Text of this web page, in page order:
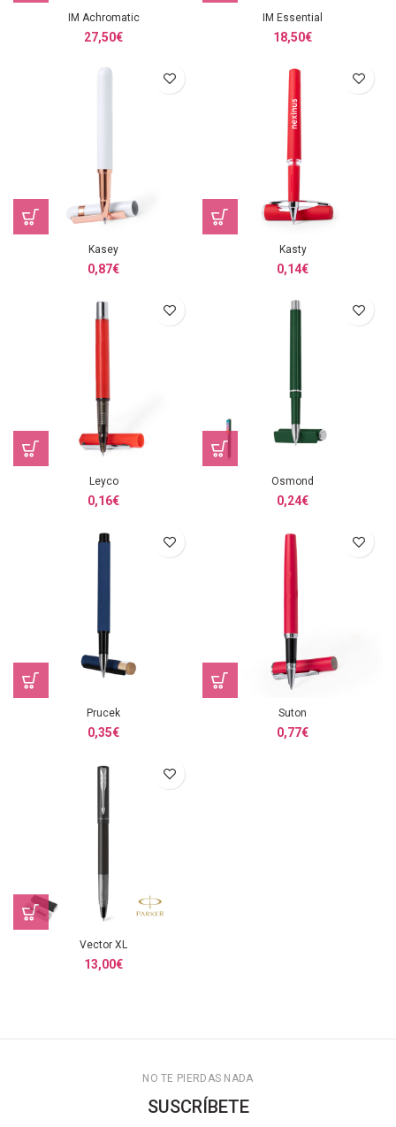
IM Achromatic
27,50€
IM Essential
18,50€
Kasey
0,87€
Kasty
0,14€
Leyco
0,16€
Osmond
0,24€
Prucek
0,35€
Suton
0,77€
Vector XL
13,00€
NO TE PIERDAS NADA
SUSCRÍBETE